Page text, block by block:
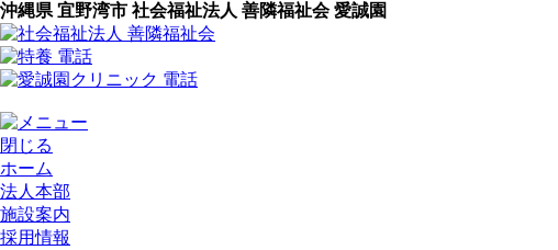
沖縄県 宜野湾市 社会福祉法人 善隣福祉会 愛誠園
閉じる
ホーム
法人本部
施設案内
採用情報